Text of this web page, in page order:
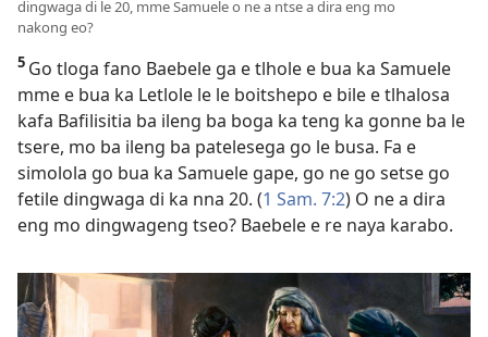
dingwaga di le 20, mme Samuele o ne a ntse a dira eng mo
nakong eo?
5 Go tloga fano Baebele ga e tlhole e bua ka Samuele
mme e bua ka Letlole le le boitshepo e bile e tlhalosa
kafa Bafilisitia ba ileng ba boga ka teng ka gonne ba le
tsere, mo ba ileng ba patelesega go le busa. Fa e
simolola go bua ka Samuele gape, go ne go setse go
fetile dingwaga di ka nna 20. (1 Sam. 7:2) O ne a dira
eng mo dingwageng tseo? Baebele e re naya karabo.